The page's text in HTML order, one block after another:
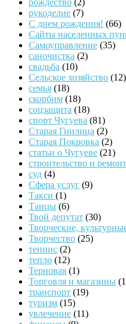
рождество (2)
рукоделие (7)
С днем рождения! (66)
Сайты населенных
Самоуправление (35)
саночистка (2)
свадьба (10)
Сельское хозяйство (12)
семья (18)
скорбим (18)
соцзащита (18)
спорт Чугуева (81)
Старая Гнилица (2)
Старая Покровка (2)
статьи о Чугуеве (21)
строительство и ремонт
суд (4)
Сфера услуг (9)
Такси (1)
Танцы (6)
Твой депутат (30)
Творческие,
Творчество (25)
теннис (2)
тепло (12)
Терновая (1)
Торговля и магазины
транспорт (19)
туризм (15)
увлечение (11)